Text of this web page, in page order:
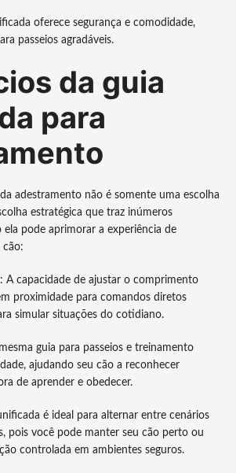
oferece segurança e comodidade,
passeios agradáveis.
da guia
para
adestramento não é somente uma escolha
estratégica que traz inúmeros
ela pode aprimorar a experiência de
cão:
A capacidade de ajustar o comprimento
proximidade para comandos diretos
simular situações do cotidiano.
guia para passeios e treinamento
ajudando seu cão a reconhecer
de aprender e obedecer.
é ideal para alternar entre cenários
pois você pode manter seu cão perto ou
controlada em ambientes seguros.